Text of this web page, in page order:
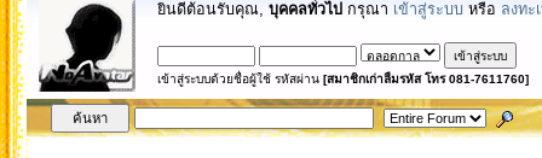
ยินดีต้อนรับคุณ, บุคคลทั่วไป กรุณา เข้าสู่ระบบ หรือ ลงทะ
เข้าสู่ระบบด้วยชื่อผู้ใช้ รหัสผ่าน [สมาชิกเก่าลืมรหัส โทร 081-7611760]